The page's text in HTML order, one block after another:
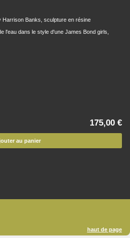
Harrison Banks, sculpture en résine
l'eau dans le style d'une James Bond girls,
175,00 €
au panier
haut de page